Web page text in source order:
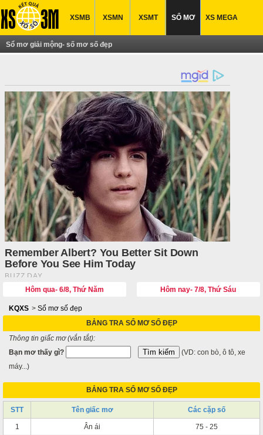
XSMB XSMN XSMT SỔ MƠ XS MEGA
Sổ mơ giải mộng- số mơ số đẹp
Hôm qua- 6/8, Thứ Năm Hôm nay- 7/8, Thứ Sáu
KQXS > Sổ mơ số đẹp
BẢNG TRA SỔ MƠ SỐ ĐẸP
Thông tin giấc mơ (vắn tắt):
Bạn mơ thấy gì?
(VD: con bò, ô tô, xe
máy...)
BẢNG TRA SỔ MƠ SỐ ĐẸP
STT Tên giấc mơ Các cặp số
1 Ân ái 75 - 25